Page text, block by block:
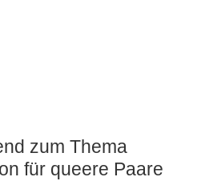
zum Thema
für queere Paare